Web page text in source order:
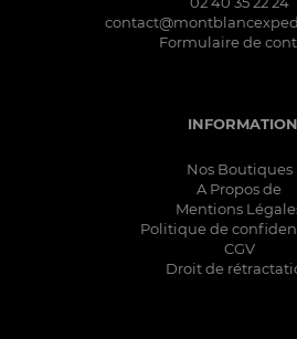
Formulaire de
Nos Boutiques
A Propos de
Mentions
Politique de
CGV
Droit de